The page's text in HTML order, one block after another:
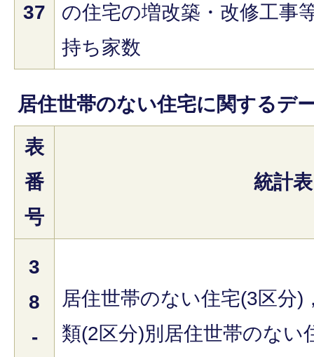
37
の住宅の増改築・改修工事
持ち家数
居住世帯のない住宅に関するデ
表
番
号
統計表
3
8
-
居住世帯のない住宅(3区分)
類(2区分)別居住世帯のない